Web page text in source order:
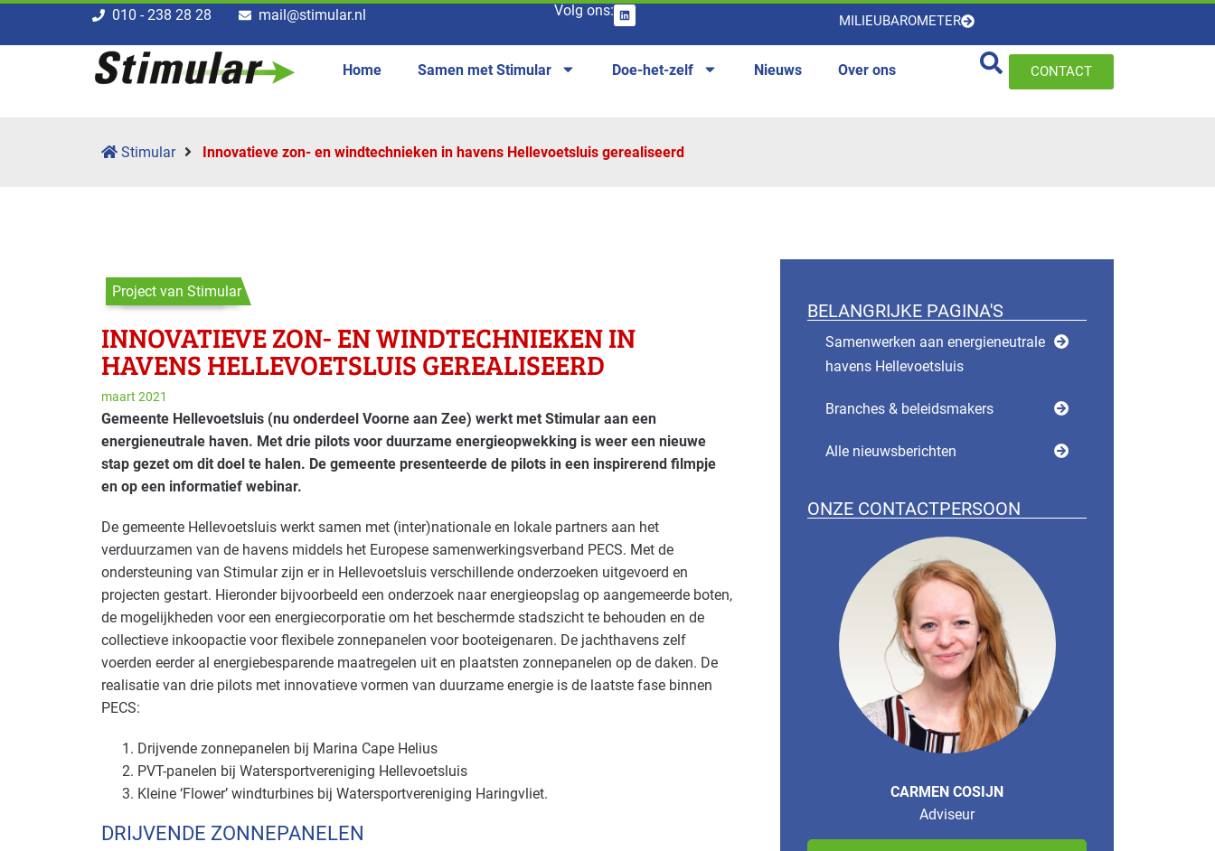
010 - 238 28 28 mail@stimular.nl Volg ons:
MILIEUBAROMETER
Home Samen met Stimular Doe-het-zelf Nieuws Over ons CONTACT
Stimular Innovatieve zon- en windtechnieken in havens Hellevoetsluis gerealiseerd
Project van Stimular
INNOVATIEVE ZON- EN WINDTECHNIEKEN IN
HAVENS HELLEVOETSLUIS GEREALISEERD
maart 2021
Gemeente Hellevoetsluis (nu onderdeel Voorne aan Zee) werkt met Stimular aan een
energieneutrale haven. Met drie pilots voor duurzame energieopwekking is weer een nieuwe
stap gezet om dit doel te halen. De gemeente presenteerde de pilots in een inspirerend filmpje
en op een informatief webinar.
De gemeente Hellevoetsluis werkt samen met (inter)nationale en lokale partners aan het
verduurzamen van de havens middels het Europese samenwerkingsverband PECS. Met de
ondersteuning van Stimular zijn er in Hellevoetsluis verschillende onderzoeken uitgevoerd en
projecten gestart. Hieronder bijvoorbeeld een onderzoek naar energieopslag op aangemeerde boten,
de mogelijkheden voor een energiecorporatie om het beschermde stadszicht te behouden en de
collectieve inkoopactie voor flexibele zonnepanelen voor booteigenaren. De jachthavens zelf
voerden eerder al energiebesparende maatregelen uit en plaatsten zonnepanelen op de daken. De
realisatie van drie pilots met innovatieve vormen van duurzame energie is de laatste fase binnen
PECS:
Drijvende zonnepanelen bij Marina Cape Helius
PVT-panelen bij Watersportvereniging Hellevoetsluis
Kleine ‘Flower’ windturbines bij Watersportvereniging Haringvliet.
DRIJVENDE ZONNEPANELEN
BELANGRIJKE PAGINA'S
Samenwerken aan energieneutrale
havens Hellevoetsluis
Branches & beleidsmakers
Alle nieuwsberichten
ONZE CONTACTPERSOON
CARMEN COSIJN
Adviseur